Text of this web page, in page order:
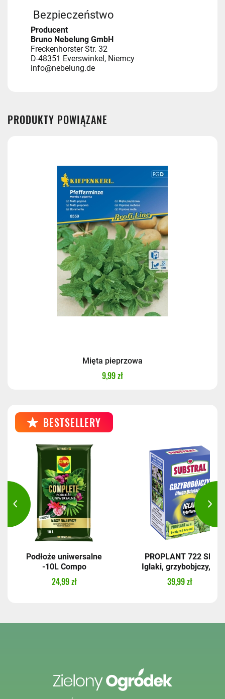
Bezpieczeństwo
Producent
Bruno Nebelung GmbH
Freckenhorster Str. 32
D-48351 Everswinkel, Niemcy
info@nebelung.de
PRODUKTY POWIĄZANE
Mięta pieprzowa
9,99 zł
BESTSELLERY
Podłoże uniwersalne
-10L Compo
24,99 zł
PROPLANT 722 SL,
Iglaki, grzybobjczy,...
39,99 zł